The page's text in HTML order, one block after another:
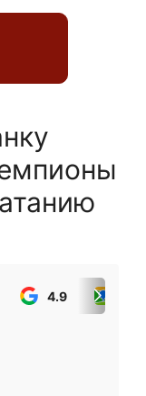
4.9